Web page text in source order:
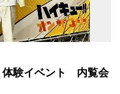
体験イベント 内覧会